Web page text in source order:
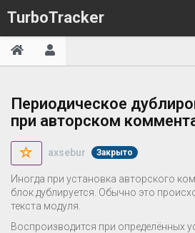
TurboTracker
Периодическое
при авторском
axsebur Закрыто
Иногда при установка авторского
блок дублируется. Обычно это
текста модуля.
Воспроизводится при определённых